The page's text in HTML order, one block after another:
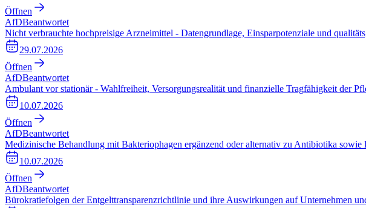
Öffnen
AfDBeantwortet
Nicht verbrauchte hochpreisige Arzneimittel - Datengrundlage, Einsparpotenziale und
29.07.2026
Öffnen
AfDBeantwortet
Ambulant vor stationär - Wahlfreiheit, Versorgungsrealität und finanzielle Tragfähigkeit der
10.07.2026
Öffnen
AfDBeantwortet
Medizinische Behandlung mit Bakteriophagen ergänzend oder alternativ zu Antibiotika
10.07.2026
Öffnen
AfDBeantwortet
Bürokratiefolgen der Entgelttransparenzrichtlinie und ihre Auswirkungen auf Unternehmen